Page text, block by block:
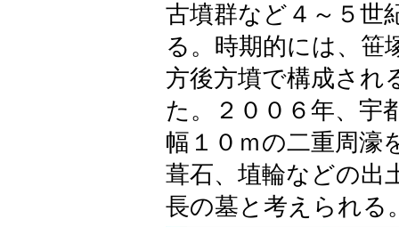
古墳群など４～５世
る。時期的には、笹
方後方墳で構成され
た。２００６年、宇
幅１０ｍの二重周濠
葺石、埴輪などの出
長の墓と考えられる